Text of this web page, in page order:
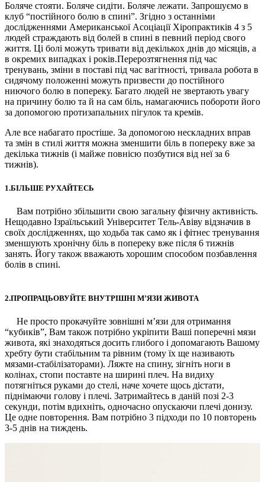
Боляче стояти. Боляче сидіти. Боляче лежати. Запрошуємо в
клуб “постійного болю в спині”. Згідно з останніми
дослідженнями Американської Асоціації Хіропрактиків 4 з 5
людей страждають від болей в спині в певний період свого
життя. Ці болі можуть тривати від декількох днів до місяців, а
в окремих випадках і років.Перерозтягнення під час
тренувань, зміни в поставі під час вагітності, тривала робота в
сидячому положенні можуть призвести до постійного
ниючого болю в попереку. Багато людей не звертають увагу
на причину болю та й на сам біль, намагаючись побороти його
за допомогою протизапальних пігулок та кремів.
Але все набагато простіше. За допомогою нескладних вправ
та змін в стилі життя можна зменшити біль в попереку вже за
декілька тижнів (і майже повнісю позбутися від неї за 6
тижнів).
1.БІЛЬШЕ РУХАЙТЕСЬ
Вам потрібно збільшити свою загальну фізичну активність.
Нещодавно Ізраїльський Університет Тель-Авіву відзначив в
своїх дослідженнях, що ходьба так само як і фітнес тренування
зменшують хронічну біль в попереку вже після 6 тижнів
занять. Йогу також вважають хорошим способом позбавлення
болів в спині.
2.ПРОПРАЦЬОВУЙТЕ ВНУТРІШНІ М’ЯЗИ ЖИВОТА
Не просто прокачуйте зовнішні м’язи для отримання
“кубиків”, Вам також потрібно укріпити Ваші поперечні мязи
живота, які знаходяться досить глибого і допомагають Вашому
хребту бути стабільним та рівним (тому їх ще називають
мязами-стабілізаторами). Ляжте на спину, зігніть ноги в
колінах, стопи поставте на ширині плеч. На видиху
потягніться руками до стелі, наче хочете щось дістати,
піднімаючи голову і плечі. Затримайтесь в даній позі 2-3
секунди, потім вдихніть, одночасно опускаючи плечі донизу.
Це одне повторення. Вам потрібно 3 підходи по 10 повторень
3-5 днів на тиждень.